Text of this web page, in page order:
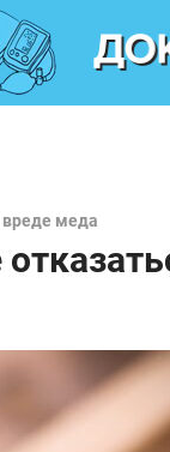
вреде меда